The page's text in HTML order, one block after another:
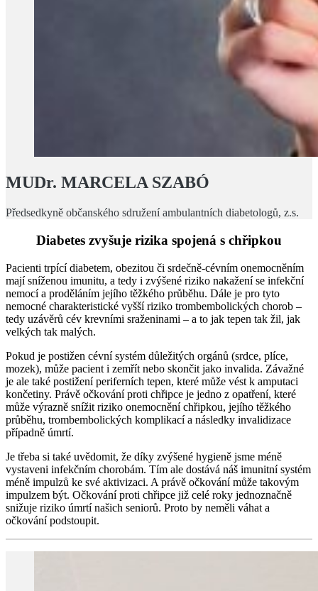
MUDr. MARCELA SZABÓ
Předsedkyně občanského sdružení ambulantních diabetologů, z.s.
Diabetes zvyšuje rizika spojená s chřipkou
Pacienti trpící diabetem, obezitou či srdečně-cévním onemocněním
mají sníženou imunitu, a tedy i zvýšené riziko nakažení se infekční
nemocí a proděláním jejího těžkého průběhu. Dále je pro tyto
nemocné charakteristické vyšší riziko trombembolických chorob –
tedy uzávěrů cév krevními sraženinami – a to jak tepen tak žil, jak
velkých tak malých.
Pokud je postižen cévní systém důležitých orgánů (srdce, plíce,
mozek), může pacient i zemřít nebo skončit jako invalida. Závažné
je ale také postižení periferních tepen, které může vést k amputaci
končetiny. Právě očkování proti chřipce je jedno z opatření, které
může výrazně snížit riziko onemocnění chřipkou, jejího těžkého
průběhu, trombembolických komplikací a následky invalidizace
případně úmrtí.
Je třeba si také uvědomit, že díky zvýšené hygieně jsme méně
vystaveni infekčním chorobám. Tím ale dostává náš imunitní systém
méně impulzů ke své aktivizaci. A právě očkování může takovým
impulzem být. Očkování proti chřipce již celé roky jednoznačně
snižuje riziko úmrtí našich seniorů. Proto by neměli váhat a
očkování podstoupit.